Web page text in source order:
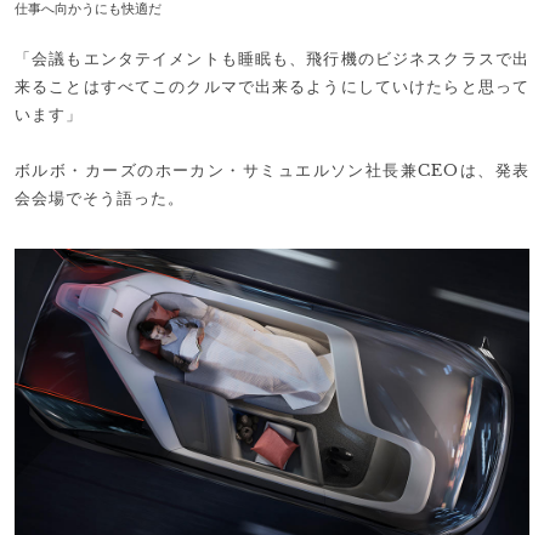
仕事へ向かうにも快適だ
「会議もエンタテイメントも睡眠も、飛行機のビジネスクラスで出
来ることはすべてこのクルマで出来るようにしていけたらと思って
います」
ボルボ・カーズのホーカン・サミュエルソン社長兼CEOは、発表
会会場でそう語った。